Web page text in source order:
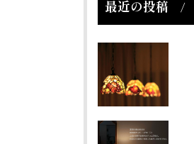
最近の投稿